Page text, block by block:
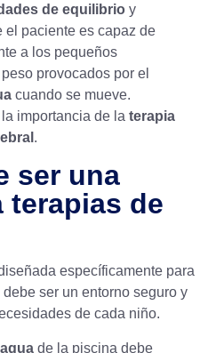
de equilibrio y
el paciente es capaz de
a los pequeños
provocados por el
cuando se mueve.
importancia de la terapia
.
ser una
terapias de
específicamente para
debe ser un entorno seguro y
de cada niño.
de la piscina debe